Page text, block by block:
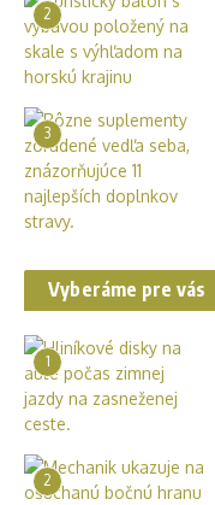
2
3
Vyberáme pre vás
1
2